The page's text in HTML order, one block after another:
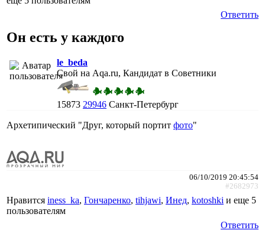
Ответить
Он есть у каждого
le_beda
Свой на Aqa.ru, Кандидат в Советники
15873 29946 Санкт-Петербург
Архетипический "Друг, который портит фото"
06/10/2019 20:45:54
#2682973
Нравится iness_ka, Гончаренко, tihjawi, Инед, kotoshki и еще 5
пользователям
Ответить